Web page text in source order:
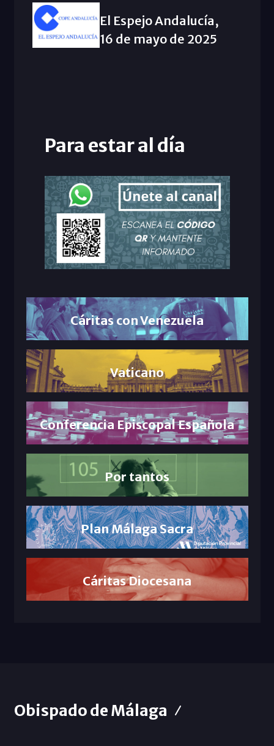
El Espejo Andalucía,
16 de mayo de 2025
Para estar al día
Cáritas con Venezuela
Vaticano
Conferencia Episcopal Española
Por tantos
Plan Málaga Sacra
Cáritas Diocesana
Obispado de Málaga